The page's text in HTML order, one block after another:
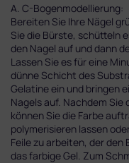
A. C-Bogenmodellierung:
Bereiten Sie Ihre Nägel
Sie die Bürste, schütteln
den Nagel auf und dann
Lassen Sie es für eine
dünne Schicht des
Gelatine ein und bringen
Nagels auf. Nachdem Sie
können Sie die Farbe
polymerisieren lassen
Feile zu arbeiten, der
das farbige Gel. Zum